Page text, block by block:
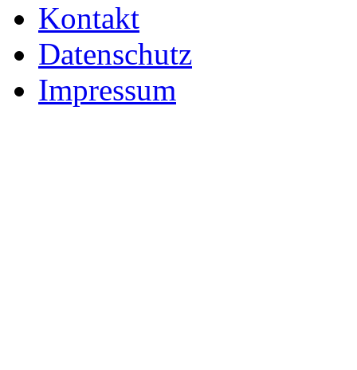
Kontakt
Datenschutz
Impressum